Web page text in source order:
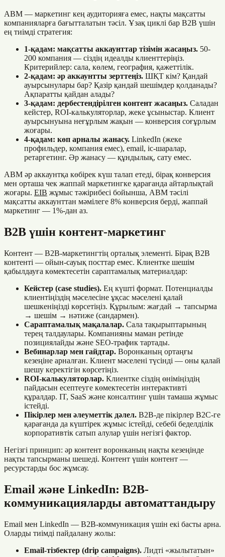
ABM — маркетинг кең аудиторияға емес, нақты мақсатты
компанияларға бағытталатын тәсіл. Ұзақ циклі бар B2B үшін
ең тиімді стратегия:
1-қадам: мақсатты аккаунттар тізімін жасаңыз. 50-
200 компания — сіздің идеалды клиенттеріңіз.
Критерийлер: сала, көлем, география, қажеттілік.
2-қадам: әр аккаунтты зерттеңіз. ШҚТ кім? Қандай
ауырсынулары бар? Қазір қандай шешімдер қолданады?
Ақпаратты қайдан алады?
3-қадам: дербестендірілген контент жасаңыз. Саладан
кейстер, ROI-калькуляторлар, жеке ұсыныстар. Клиент
ауырсынуына неғұрлым жақын — конверсия соғұрлым
жоғары.
4-қадам: көп арналы жанасу. LinkedIn (жеке
профильдер, компания емес), email, іс-шаралар,
ретаргетинг. Әр жанасу — құндылық, сату емес.
ABM әр аккаунтқа көбірек күш талап етеді, бірақ конверсия
мен орташа чек жаппай маркетингке қарағанда айтарлықтай
жоғары. EIB жұмыс тәжірибесі бойынша, ABM тәсілі
мақсатты аккаунттан мәмілеге 8% конверсия берді, жаппай
маркетинг — 1%-дан аз.
B2B үшін контент-маркетинг
Контент — B2B-маркетингтің орталық элементі. Бірақ B2B
контенті — ойын-сауық посттар емес. Клиентке шешім
қабылдауға көмектесетін сараптамалық материалдар:
Кейстер (case studies). Ең күшті формат. Потенциалды
клиентіңіздің мәселесіне ұқсас мәселені қалай
шешкеніңізді көрсетіңіз. Құрылым: жағдай → тапсырма
→ шешім → нәтиже (сандармен).
Сараптамалық мақалалар. Сала тақырыптарының
терең талдаулары. Компанияны маман ретінде
позициялайды және SEO-трафик тартады.
Вебинарлар мен гайдтар. Воронканың ортаңғы
кезеңіне арналған. Клиент мәселені түсінді — оны қалай
шешу керектігін көрсетіңіз.
ROI-калькуляторлар. Клиентке сіздің өніміңіздің
пайдасын есептеуге көмектесетін интерактивті
құралдар. IT, SaaS және консалтинг үшін тамаша жұмыс
істейді.
Пікірлер мен әлеуметтік дәлел. B2B-де пікірлер B2C-ге
қарағанда да күштірек жұмыс істейді, себебі беделділік
корпоративтік сатып алулар үшін негізгі фактор.
Негізгі принцип: әр контент воронканың нақты кезеңінде
нақты тапсырманы шешеді. Контент үшін контент —
ресурстарды бос жұмсау.
Email және LinkedIn: B2B-
коммуникацияларды автоматтандыру
Email мен LinkedIn — B2B-коммуникация үшін екі басты арна.
Оларды тиімді пайдалану жолы:
Email-тізбектер (drip campaigns). Лидті «жылытатын»